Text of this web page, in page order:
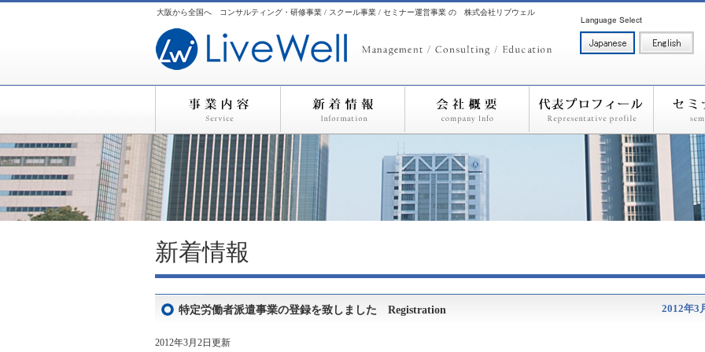
大阪から全国へ コンサルティング・研修事業 / スクール事業 / セミナー運営事業 の 株式会社リブウェル
新着情報
特定労働者派遣事業の登録を致しました Registration 2012年3
2012年3月2日更新